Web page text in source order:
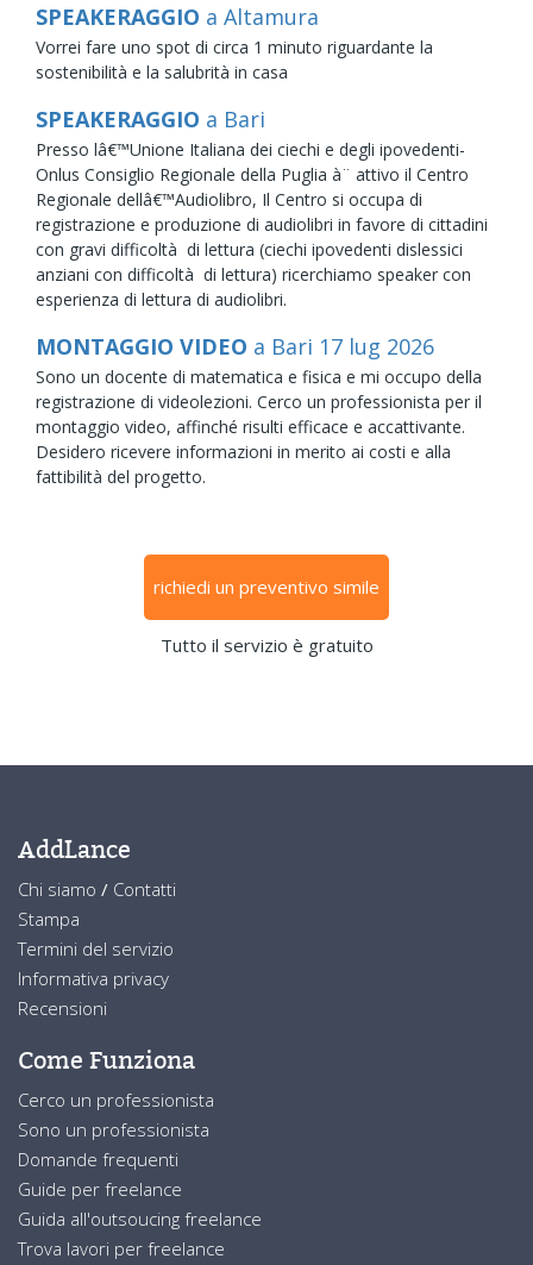
SPEAKERAGGIO a Altamura
Vorrei fare uno spot di circa 1 minuto riguardante la
sostenibilità e la salubrità in casa
SPEAKERAGGIO a Bari
Presso lâ€™Unione Italiana dei ciechi e degli ipovedenti-
Onlus Consiglio Regionale della Puglia à¨ attivo il Centro
Regionale dellâ€™Audiolibro, Il Centro si occupa di
registrazione e produzione di audiolibri in favore di cittadini
con gravi difficoltà di lettura (ciechi ipovedenti dislessici
anziani con difficoltà di lettura) ricerchiamo speaker con
esperienza di lettura di audiolibri.
MONTAGGIO VIDEO a Bari 17 lug 2026
Sono un docente di matematica e fisica e mi occupo della
registrazione di videolezioni. Cerco un professionista per il
montaggio video, affinché risulti efficace e accattivante.
Desidero ricevere informazioni in merito ai costi e alla
fattibilità del progetto.
richiedi un preventivo simile
Tutto il servizio è gratuito
AddLance
Chi siamo / Contatti
Stampa
Termini del servizio
Informativa privacy
Recensioni
Come Funziona
Cerco un professionista
Sono un professionista
Domande frequenti
Guide per freelance
Guida all'outsoucing freelance
Trova lavori per freelance